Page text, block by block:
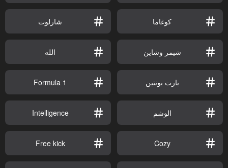
كوغاما شارلوت
شيمر وشاين الله
بارت بونتين Formula 1
الوشم Intelligence
Cozy
Free kick